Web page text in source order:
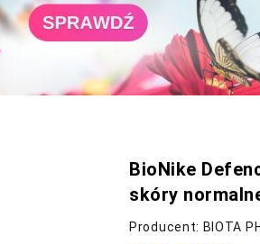
BioNike
skóry
Producent: BIOTA